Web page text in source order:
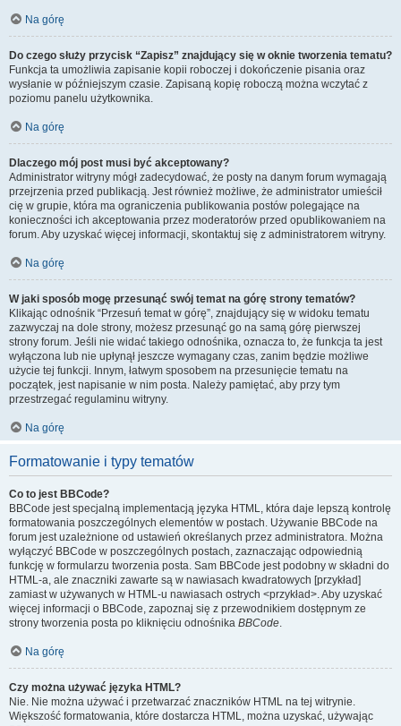
Na górę
Do czego służy przycisk “Zapisz” znajdujący się w oknie tworzenia tematu?
Funkcja ta umożliwia zapisanie kopii roboczej i dokończenie pisania oraz
wysłanie w późniejszym czasie. Zapisaną kopię roboczą można wczytać z
poziomu panelu użytkownika.
Na górę
Dlaczego mój post musi być akceptowany?
Administrator witryny mógł zadecydować, że posty na danym forum wymagają
przejrzenia przed publikacją. Jest również możliwe, że administrator umieścił
cię w grupie, która ma ograniczenia publikowania postów polegające na
konieczności ich akceptowania przez moderatorów przed opublikowaniem na
forum. Aby uzyskać więcej informacji, skontaktuj się z administratorem witryny.
Na górę
W jaki sposób mogę przesunąć swój temat na górę strony tematów?
Klikając odnośnik “Przesuń temat w górę”, znajdujący się w widoku tematu
zazwyczaj na dole strony, możesz przesunąć go na samą górę pierwszej
strony forum. Jeśli nie widać takiego odnośnika, oznacza to, że funkcja ta jest
wyłączona lub nie upłynął jeszcze wymagany czas, zanim będzie możliwe
użycie tej funkcji. Innym, łatwym sposobem na przesunięcie tematu na
początek, jest napisanie w nim posta. Należy pamiętać, aby przy tym
przestrzegać regulaminu witryny.
Na górę
Formatowanie i typy tematów
Co to jest BBCode?
BBCode jest specjalną implementacją języka HTML, która daje lepszą kontrolę
formatowania poszczególnych elementów w postach. Używanie BBCode na
forum jest uzależnione od ustawień określanych przez administratora. Można
wyłączyć BBCode w poszczególnych postach, zaznaczając odpowiednią
funkcję w formularzu tworzenia posta. Sam BBCode jest podobny w składni do
HTML-a, ale znaczniki zawarte są w nawiasach kwadratowych [przykład]
zamiast w używanych w HTML-u nawiasach ostrych <przykład>. Aby uzyskać
więcej informacji o BBCode, zapoznaj się z przewodnikiem dostępnym ze
strony tworzenia posta po kliknięciu odnośnika BBCode.
Na górę
Czy można używać języka HTML?
Nie. Nie można używać i przetwarzać znaczników HTML na tej witrynie.
Większość formatowania, które dostarcza HTML, można uzyskać, używając